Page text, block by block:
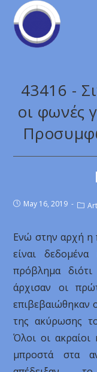
43416 -
οι φωνές
May 16, 2019
Ενώ στην αρχή η
είναι
πρόβλημα
άρχισαν οι
επιβεβαιώθηκαν
της ακύρωσης
Όλοι οι ακραίοι
μπροστά στα